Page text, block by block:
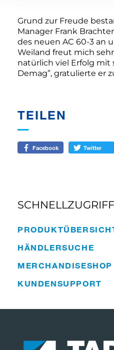
Grund zur Freude
Manager Frank
des neuen AC 60-3 an
Weiland freut mich
natürlich viel Erfolg mit
Demag”, gratulierte er
TEILEN
Facebook Twitter
SCHNELLZUGRIFF
HÄNDLER­­SUCHE
MERCHANDISE­­SHOP
KUNDEN­­SUPPORT